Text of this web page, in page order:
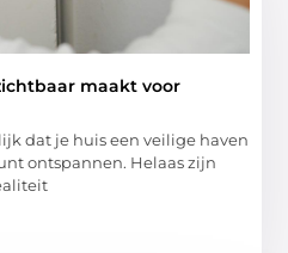
maakt voor
dat je huis een veilige haven
ontspannen. Helaas zijn